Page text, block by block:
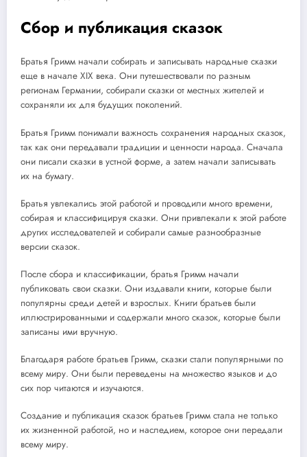
Сбор и публикация сказок
Братья Гримм начали собирать и записывать народные сказки
еще в начале XIX века. Они путешествовали по разным
регионам Германии, собирали сказки от местных жителей и
сохраняли их для будущих поколений.
Братья Гримм понимали важность сохранения народных сказок,
так как они передавали традиции и ценности народа. Сначала
они писали сказки в устной форме, а затем начали записывать
их на бумагу.
Братья увлекались этой работой и проводили много времени,
собирая и классифицируя сказки. Они привлекали к этой работе
других исследователей и собирали самые разнообразные
версии сказок.
После сбора и классификации, братья Гримм начали
публиковать свои сказки. Они издавали книги, которые были
популярны среди детей и взрослых. Книги братьев были
иллюстрированными и содержали много сказок, которые были
записаны ими вручную.
Благодаря работе братьев Гримм, сказки стали популярными по
всему миру. Они были переведены на множество языков и до
сих пор читаются и изучаются.
Создание и публикация сказок братьев Гримм стала не только
их жизненной работой, но и наследием, которое они передали
всему миру.